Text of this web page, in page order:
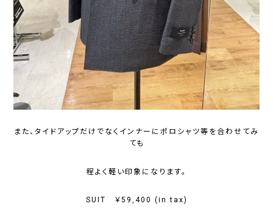
また、タイドアップだけでなくインナーにポロシャツ等を合わせてみ
ても
程よく軽い印象になります。
SUIT ￥59,400 (in tax)